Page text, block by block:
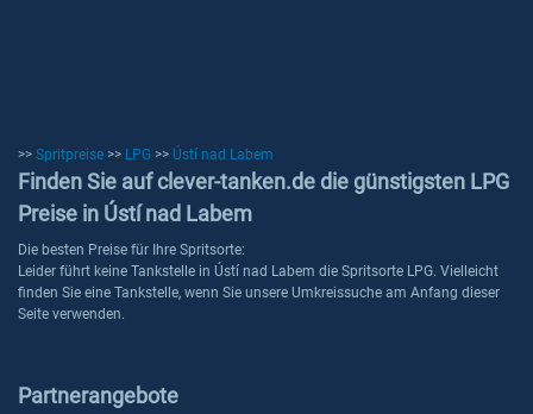
>> Spritpreise >> LPG >> Ústí nad Labem
Finden Sie auf clever-tanken.de die günstigsten LPG
Preise in Ústí nad Labem
Die besten Preise für Ihre Spritsorte:
Leider führt keine Tankstelle in Ústí nad Labem die Spritsorte LPG. Vielleicht
finden Sie eine Tankstelle, wenn Sie unsere Umkreissuche am Anfang dieser
Seite verwenden.
Partnerangebote